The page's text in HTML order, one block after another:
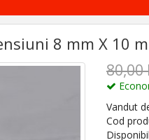
8 mm X 10 m
80,00
Vandut
Cod